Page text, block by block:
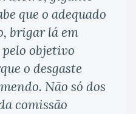
que o adequado
brigar lá em
objetivo
o desgaste
Não só dos
comissão